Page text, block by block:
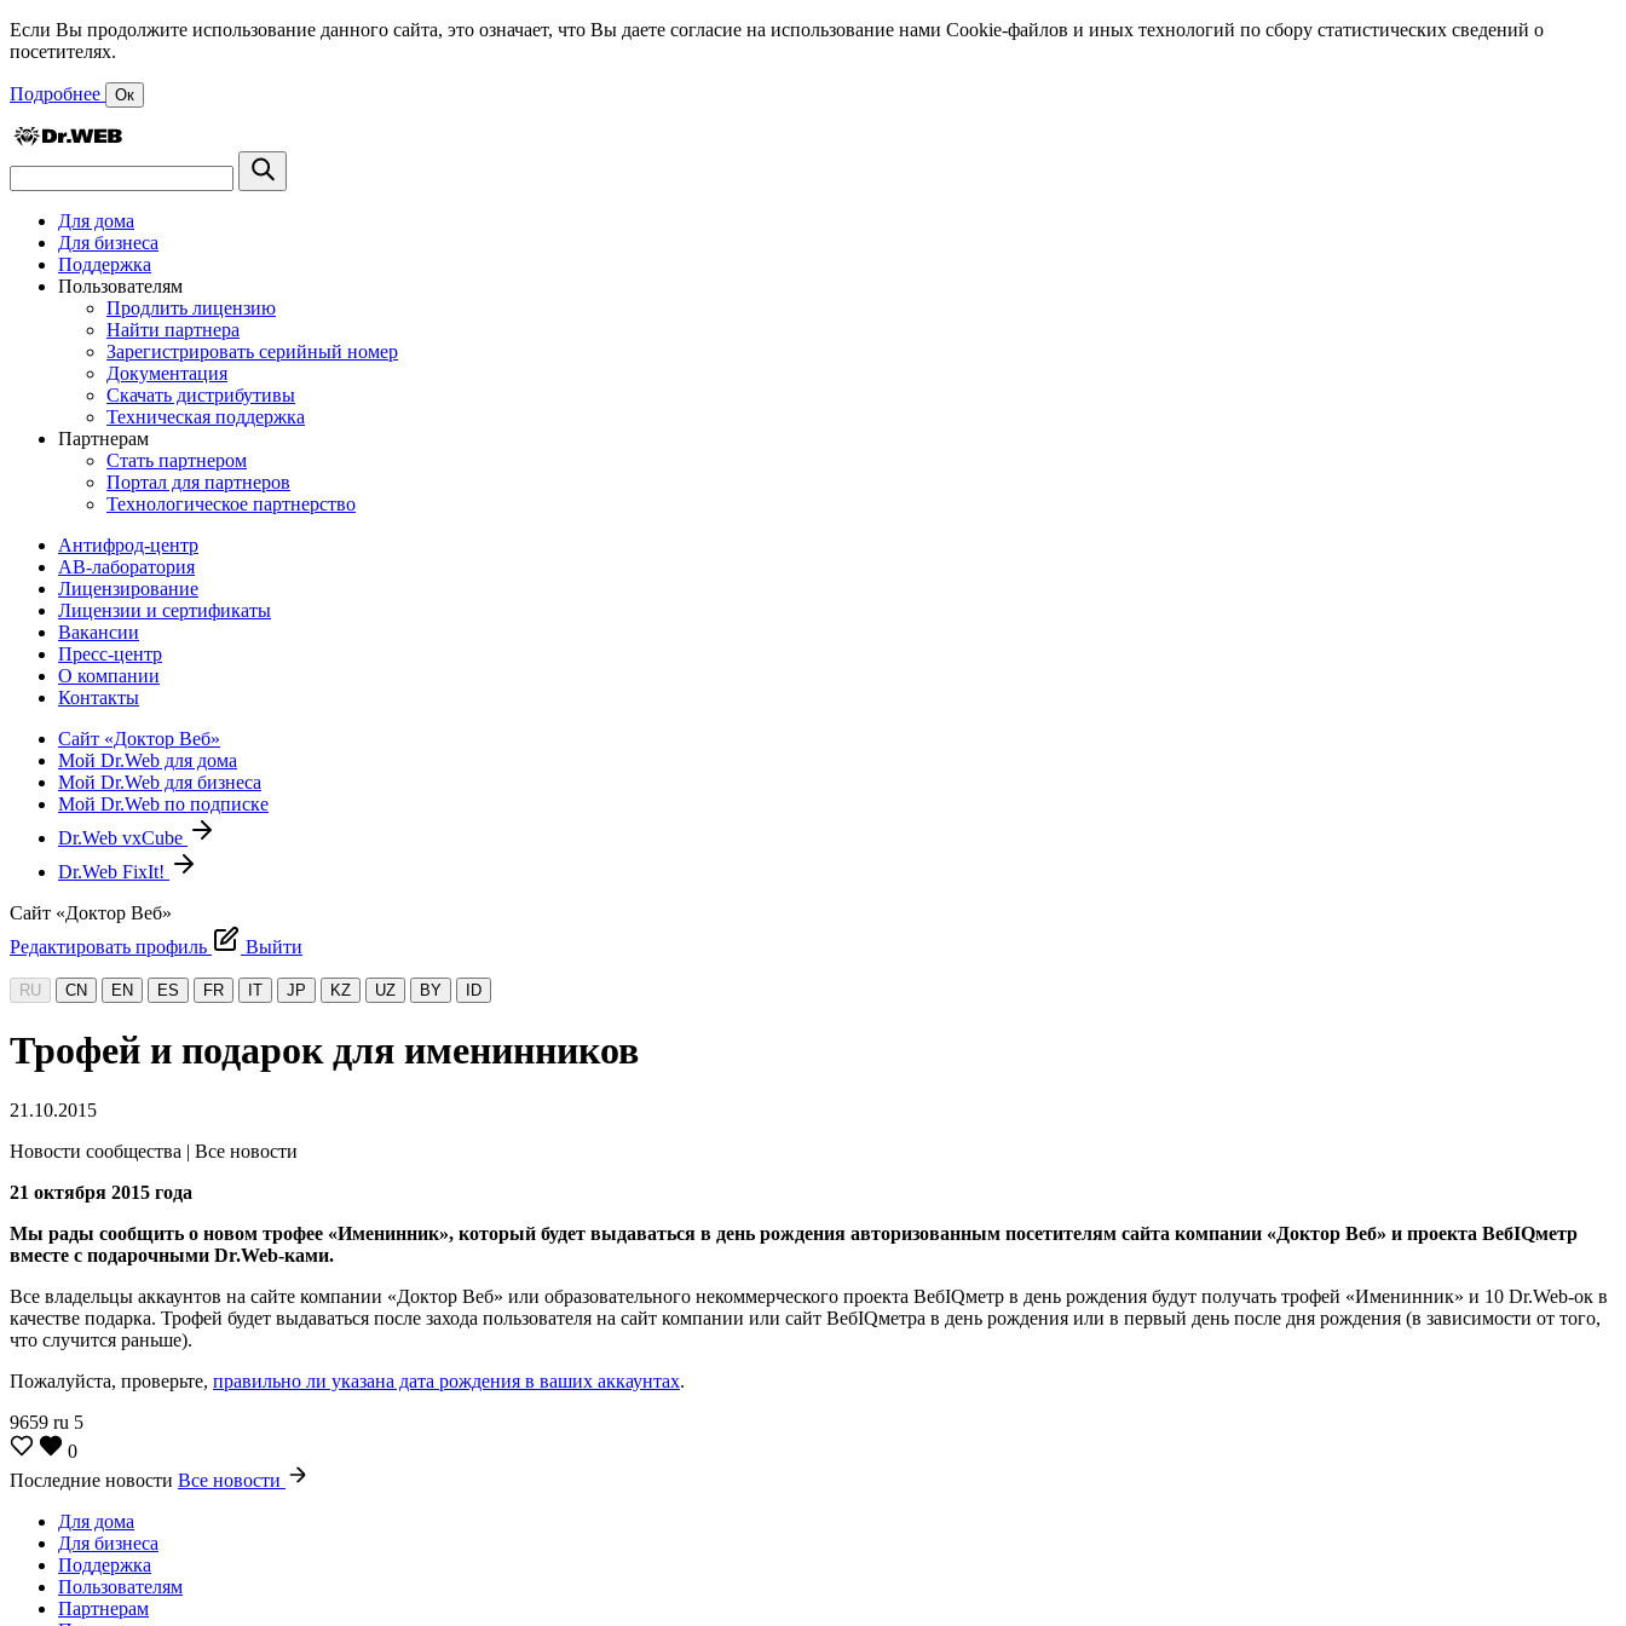
Если Вы продолжите использование данного сайта, это означает, что Вы даете согласие на использование нами Cookie-файлов и иных технологий по сбору статистических сведений о
посетителях.
Подробнее Ок
Для дома
Для бизнеса
Поддержка
Пользователям
Продлить лицензию
Найти партнера
Зарегистрировать серийный номер
Документация
Скачать дистрибутивы
Техническая поддержка
Партнерам
Стать партнером
Портал для партнеров
Технологическое партнерство
Антифрод-центр
АВ-лаборатория
Лицензирование
Лицензии и сертификаты
Вакансии
Пресс-центр
О компании
Контакты
Сайт «Доктор Веб»
Мой Dr.Web для дома
Мой Dr.Web для бизнеса
Мой Dr.Web по подписке
Dr.Web vxCube
Dr.Web FixIt!
Сайт «Доктор Веб»
Редактировать профиль
Выйти
RU CN EN ES FR IT JP KZ UZ BY ID
Трофей и подарок для именинников
21.10.2015
Новости сообщества | Все новости
21 октября 2015 года
Мы рады сообщить о новом трофее «Именинник», который будет выдаваться в день рождения авторизованным посетителям сайта компании «Доктор Веб» и проекта ВебIQметр
вместе с подарочными Dr.Web-ками.
Все владельцы аккаунтов на сайте компании «Доктор Веб» или образовательного некоммерческого проекта ВебIQметр в день рождения будут получать трофей «Именинник» и 10 Dr.Web-ок в
качестве подарка. Трофей будет выдаваться после захода пользователя на сайт компании или сайт ВебIQметра в день рождения или в первый день после дня рождения (в зависимости от того,
что случится раньше).
Пожалуйста, проверьте, правильно ли указана дата рождения в ваших аккаунтах.
9659 ru 5
0
Последние новости Все новости
Для дома
Для бизнеса
Поддержка
Пользователям
Партнерам